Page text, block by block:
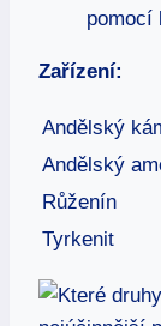
pomocí
Zařízení:
Andělský
Andělský
Růženín
Tyrkenit